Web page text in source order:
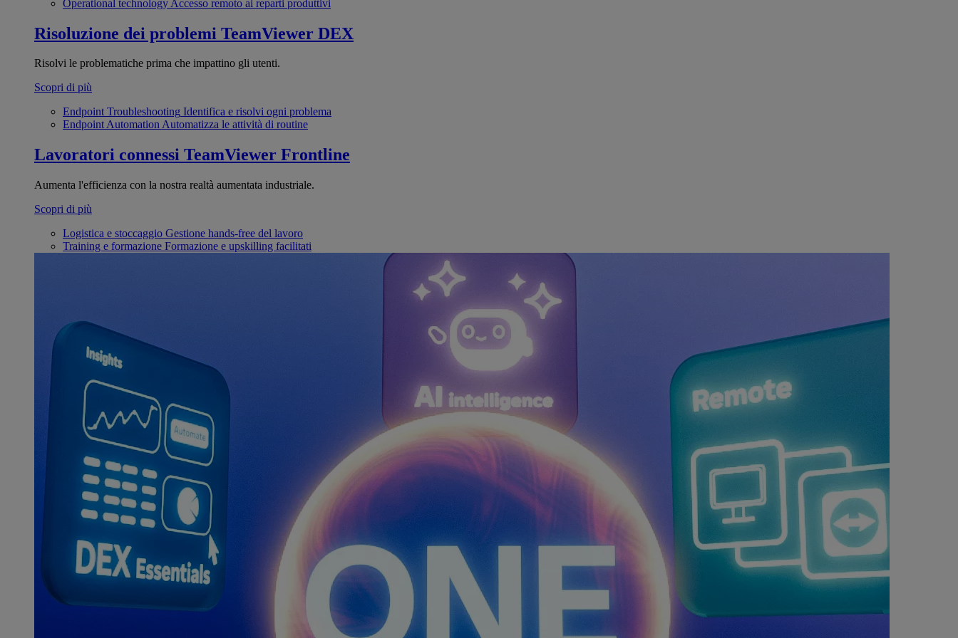
Operational technology Accesso remoto ai reparti produttivi
Risoluzione dei problemi TeamViewer DEX
Risolvi le problematiche prima che impattino gli utenti.
Scopri di più
Endpoint Troubleshooting Identifica e risolvi ogni problema
Endpoint AutomationAutomatizza le attività di routine
Lavoratori connessi TeamViewer Frontline
Aumenta l'efficienza con la nostra realtà aumentata industriale.
Scopri di più
Logistica e stoccaggio Gestione hands-free del lavoro
Training e formazione Formazione e upskilling facilitati